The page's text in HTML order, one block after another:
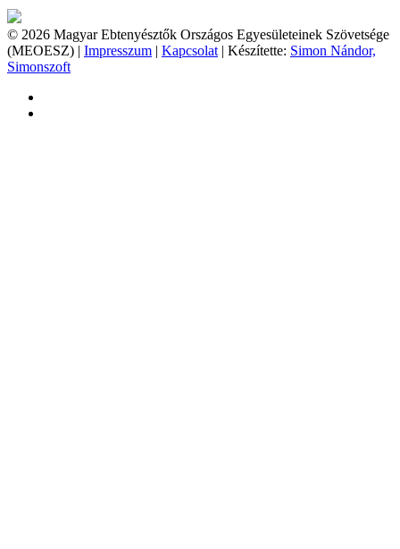
© 2026 Magyar Ebtenyésztők Országos Egyesületeinek Szövetsége
(MEOESZ) | Impresszum | Kapcsolat | Készítette: Simon Nándor,
Simonszoft